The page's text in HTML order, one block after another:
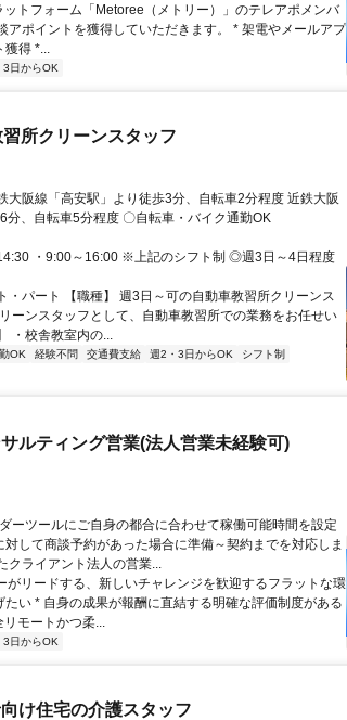
トフォーム「Metoree（メトリー）」のテレアポメンバ
アポイントを獲得していただきます。 * 架電やメールアプ
獲得 *...
3日からOK
所クリーンスタッフ
大阪線「高安駅」より徒歩3分、自転車2分程度 近鉄大阪
線「恩智駅」より徒歩16分、自転車5分程度 〇自転車・バイク通勤OK
・9:00～16:00 ※上記のシフト制 ◎週3日～4日程度
・パート 【職種】 週3日～可の自動車教習所クリーンス
ーンスタッフとして、自動車教習所での業務をお任せい
・校舎教室内の...
OK 経験不問 交通費支給 週2・3日からOK
シフト制
ルティング営業(法人営業未経験可)
ーツールにご自身の都合に合わせて稼働可能時間を設定
して商談予約があった場合に準備～契約までを対応しま
クライアント法人の営業...
がリードする、新しいチャレンジを歓迎するフラットな環
い * 自身の成果が報酬に直結する明確な評価制度がある
モートかつ柔...
3日からOK
け住宅の介護スタッフ